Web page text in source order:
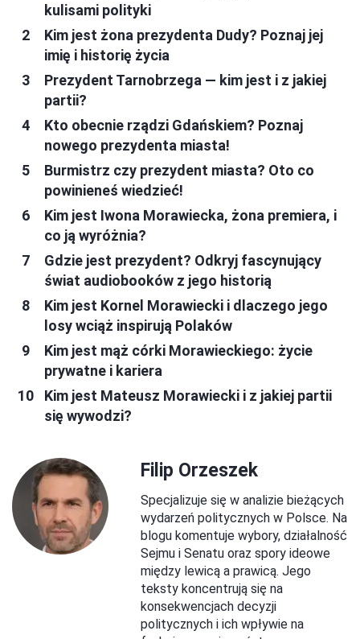
kulisami polityki
Kim jest żona prezydenta Dudy? Poznaj jej
imię i historię życia
Prezydent Tarnobrzega — kim jest i z jakiej
partii?
Kto obecnie rządzi Gdańskiem? Poznaj
nowego prezydenta miasta!
Burmistrz czy prezydent miasta? Oto co
powinieneś wiedzieć!
Kim jest Iwona Morawiecka, żona premiera, i
co ją wyróżnia?
Gdzie jest prezydent? Odkryj fascynujący
świat audiobooków z jego historią
Kim jest Kornel Morawiecki i dlaczego jego
losy wciąż inspirują Polaków
Kim jest mąż córki Morawieckiego: życie
prywatne i kariera
Kim jest Mateusz Morawiecki i z jakiej partii
się wywodzi?
Filip Orzeszek
Specjalizuje się w analizie bieżących
wydarzeń politycznych w Polsce. Na
blogu komentuje wybory, działalność
Sejmu i Senatu oraz spory ideowe
między lewicą a prawicą. Jego
teksty koncentrują się na
konsekwencjach decyzji
politycznych i ich wpływie na